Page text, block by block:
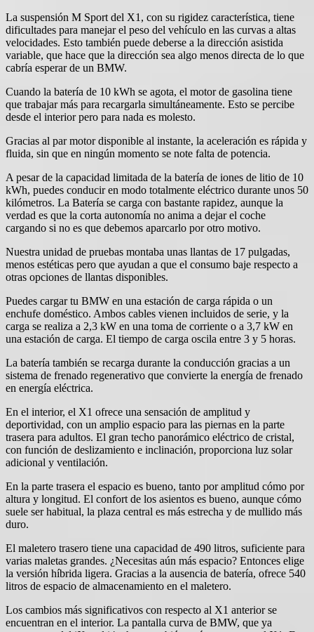
La suspensión M Sport del X1, con su rigidez característica, tiene
dificultades para manejar el peso del vehículo en las curvas a altas
velocidades. Esto también puede deberse a la dirección asistida
variable, que hace que la dirección sea algo menos directa de lo que
cabría esperar de un BMW.
Cuando la batería de 10 kWh se agota, el motor de gasolina tiene
que trabajar más para recargarla simultáneamente. Esto se percibe
desde el interior pero para nada es molesto.
Gracias al par motor disponible al instante, la aceleración es rápida y
fluida, sin que en ningún momento se note falta de potencia.
A pesar de la capacidad limitada de la batería de iones de litio de 10
kWh, puedes conducir en modo totalmente eléctrico durante unos 50
kilómetros. La Batería se carga con bastante rapidez, aunque la
verdad es que la corta autonomía no anima a dejar el coche
cargando si no es que debemos aparcarlo por otro motivo.
Nuestra unidad de pruebas montaba unas llantas de 17 pulgadas,
menos estéticas pero que ayudan a que el consumo baje respecto a
otras opciones de llantas disponibles.
Puedes cargar tu BMW en una estación de carga rápida o un
enchufe doméstico. Ambos cables vienen incluidos de serie, y la
carga se realiza a 2,3 kW en una toma de corriente o a 3,7 kW en
una estación de carga. El tiempo de carga oscila entre 3 y 5 horas.
La batería también se recarga durante la conducción gracias a un
sistema de frenado regenerativo que convierte la energía de frenado
en energía eléctrica.
En el interior, el X1 ofrece una sensación de amplitud y
deportividad, con un amplio espacio para las piernas en la parte
trasera para adultos. El gran techo panorámico eléctrico de cristal,
con función de deslizamiento e inclinación, proporciona luz solar
adicional y ventilación.
En la parte trasera el espacio es bueno, tanto por amplitud cómo por
altura y longitud. El confort de los asientos es bueno, aunque cómo
suele ser habitual, la plaza central es más estrecha y de mullido más
duro.
El maletero trasero tiene una capacidad de 490 litros, suficiente para
varias maletas grandes. ¿Necesitas aún más espacio? Entonces elige
la versión híbrida ligera. Gracias a la ausencia de batería, ofrece 540
litros de espacio de almacenamiento en el maletero.
Los cambios más significativos con respecto al X1 anterior se
encuentran en el interior. La pantalla curva de BMW, que ya